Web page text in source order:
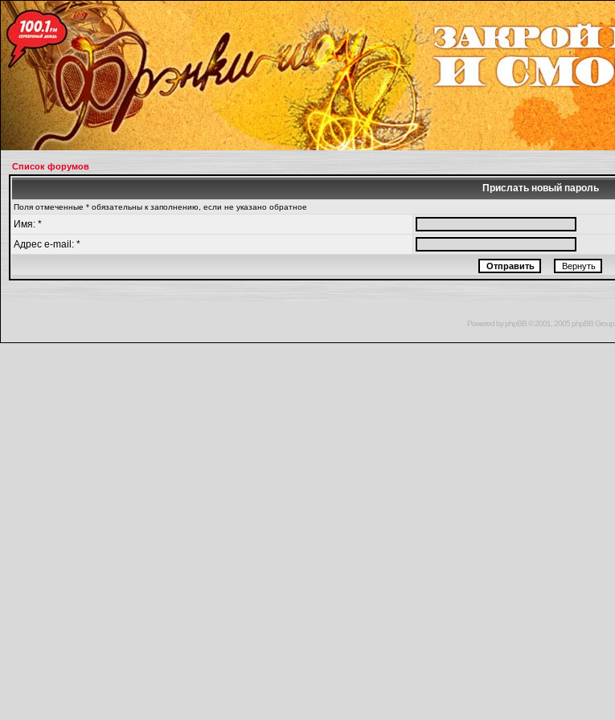
Список форумов
Прислать новый пароль
Поля отмеченные * обязательны к заполнению, если не указано обратное
Имя: *
Адрес e-mail: *
Powered byphpBB© 2001, 2005 phpBB Group